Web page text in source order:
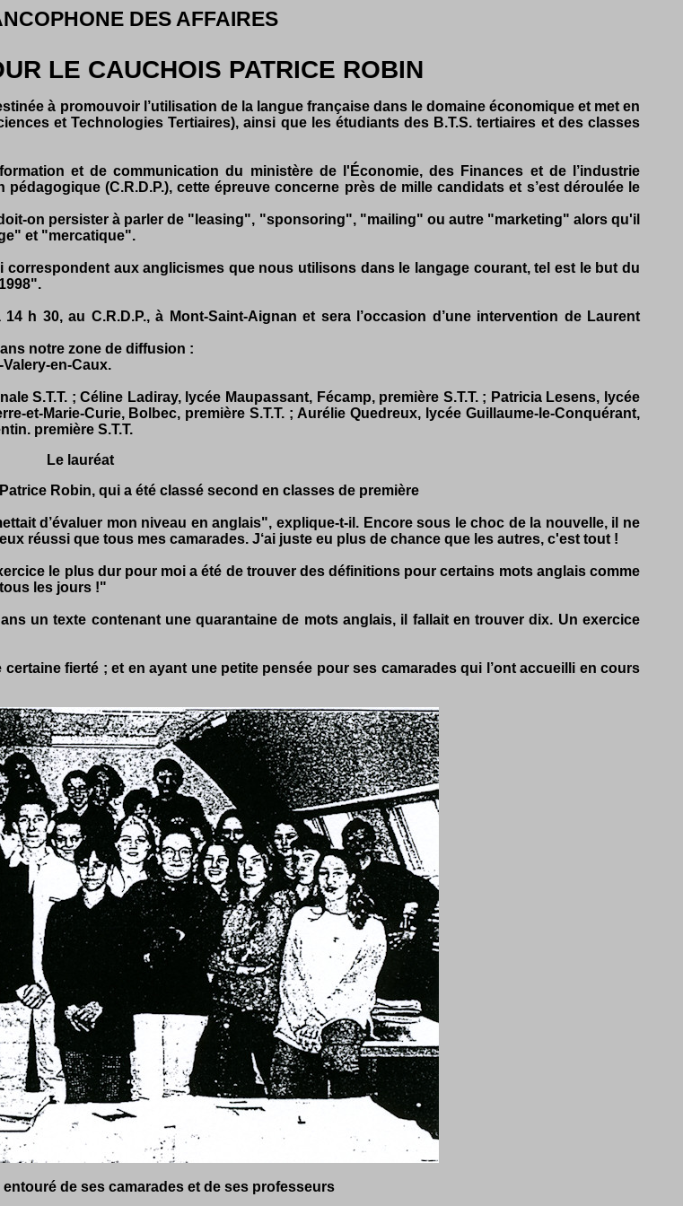
DES AFFAIRES
LE CAUCHOIS PATRICE ROBIN
à promouvoir l’utilisation de la langue française dans le domaine économique et met en
et Technologies Tertiaires), ainsi que les étudiants des B.T.S. tertiaires et des classes
et de communication du ministère de l'Économie, des Finances et de l’industrie
(C.R.D.P.), cette épreuve concerne près de mille candidats et s’est déroulée le
on persister à parler de "leasing", "sponsoring", "mailing" ou autre "marketing" alors qu'il
et "mercatique".
aux anglicismes que nous utilisons dans le langage courant, tel est le but du
h 30, au C.R.D.P., à Mont-Saint-Aignan et sera l’occasion d’une intervention de Laurent
notre zone de diffusion :
en-Caux.
S.T.T. ; Céline Ladiray, lycée Maupassant, Fécamp, première S.T.T. ; Patricia Lesens, lycée
et-Marie-Curie, Bolbec, première S.T.T. ; Aurélie Quedreux, lycée Guillaume-le-Conquérant,
première S.T.T.
Le lauréat
Robin, qui a été classé second en classes de première
d’évaluer mon niveau en anglais", explique-t-il. Encore sous le choc de la nouvelle, il ne
réussi que tous mes camarades. J‘ai juste eu plus de chance que les autres, c'est tout !
le plus dur pour moi a été de trouver des définitions pour certains mots anglais comme
les jours !"
un texte contenant une quarantaine de mots anglais, il fallait en trouver dix. Un exercice
fierté ; et en ayant une petite pensée pour ses camarades qui l’ont accueilli en cours
entouré de ses camarades et de ses professeurs